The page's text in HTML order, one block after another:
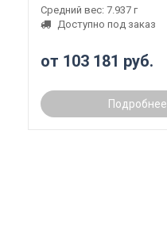
Средний вес: 7.937 г
Доступно под заказ
от 103 181 руб.
Подробнее